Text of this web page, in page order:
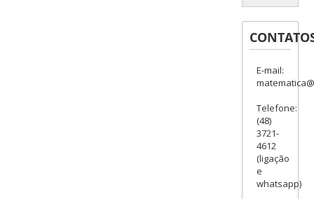
E-mail:
Telefone:
(48)
3721-
4612
(ligação
e
whatsapp)